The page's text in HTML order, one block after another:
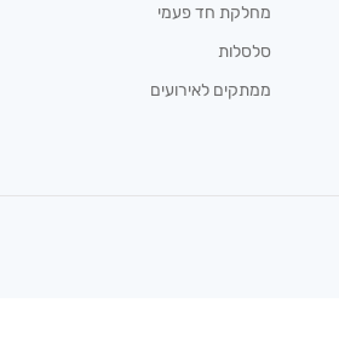
מחלקת חד פעמי
סלסלות
ממתקים לאירועים